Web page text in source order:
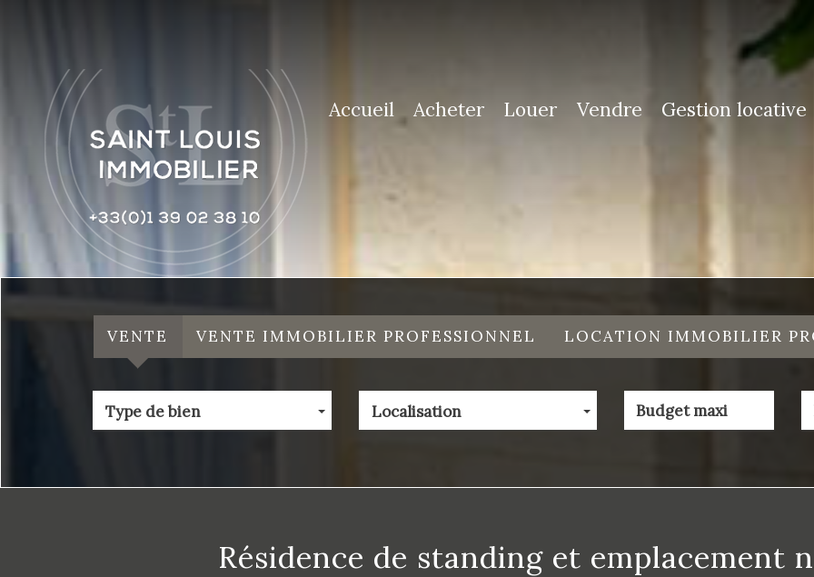
Accueil Acheter Louer Vendre Gestion locative
VENTE VENTE IMMOBILIER PROFESSIONNEL LOCATION IMMOBILIER
Type de bien Localisation
résidence de standing et emplacement